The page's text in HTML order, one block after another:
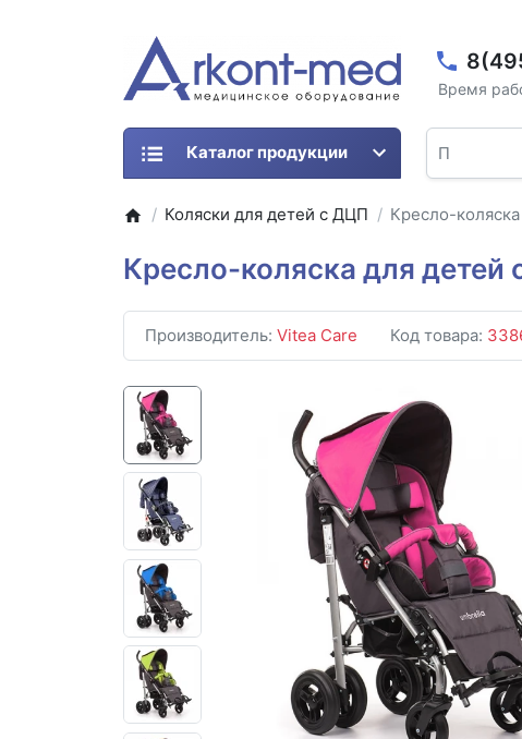
Время
Каталог продукции
Коляски для детей с ДЦП Кресло-
Кресло-коляска для детей
Производитель: Vitea Care Код товара: